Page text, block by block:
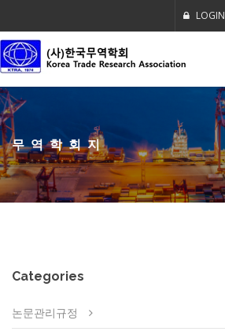
LOGIN
무역학회지
Categories
논문관리규정